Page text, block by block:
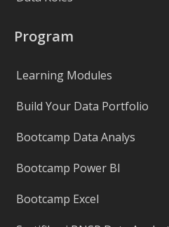
Program
Learning Modules
Build Your Data Portfolio
Bootcamp Data Analys
Bootcamp Power BI
Bootcamp Excel